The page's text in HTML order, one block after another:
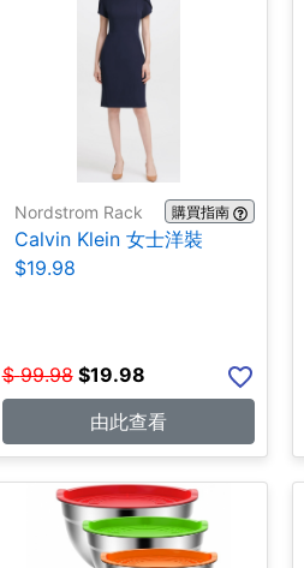
Nordstrom Rack 購買指南
Calvin Klein 女士洋裝
$19.98
$ 99.98 $19.98
由此查看